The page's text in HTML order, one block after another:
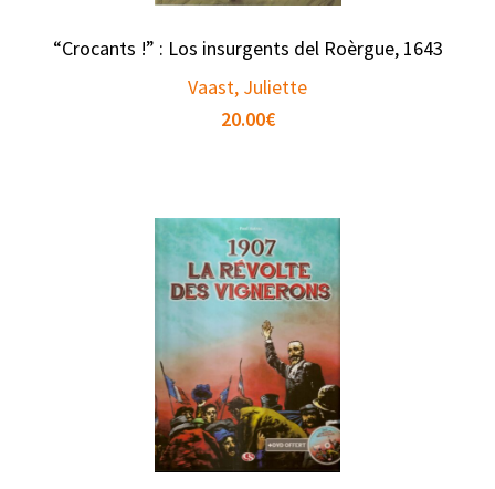
“Crocants !” : Los insurgents del Roèrgue, 1643
Vaast, Juliette
20.00€